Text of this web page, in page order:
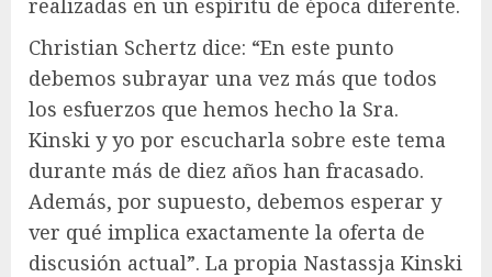
Christian Schertz dice: “En este punto
debemos subrayar una vez más que todos
los esfuerzos que hemos hecho la Sra.
Kinski y yo por escucharla sobre este tema
durante más de diez años han fracasado.
Además, por supuesto, debemos esperar y
ver qué implica exactamente la oferta de
discusión actual”. La propia Nastassja Kinski